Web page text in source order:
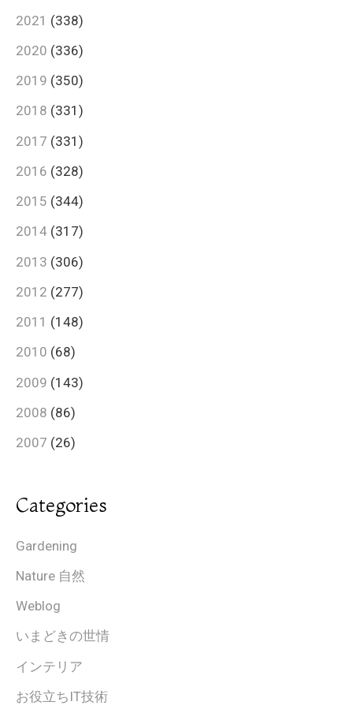
2021 (338)
2020 (336)
2019 (350)
2018 (331)
2017 (331)
2016 (328)
2015 (344)
2014 (317)
2013 (306)
2012 (277)
2011 (148)
2010 (68)
2009 (143)
2008 (86)
2007 (26)
Categories
Gardening
Nature 自然
Weblog
いまどきの世情
インテリア
お役立ちIT技術